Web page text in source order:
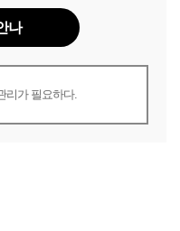
나
리가 필요하다.